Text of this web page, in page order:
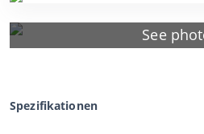
See
Spezifikationen